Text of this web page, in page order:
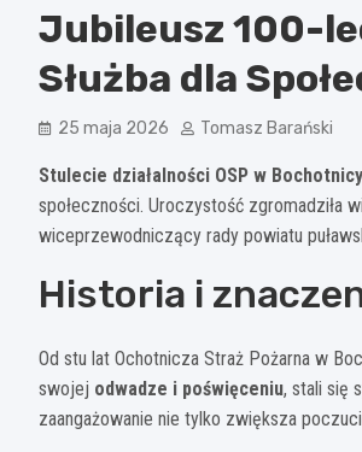
Jubileusz 100-
Służba dla
25 maja 2026 Tomasz Barański
Stulecie działalności OSP w Bochotnicy
społeczności. Uroczystość zgromadziła
wiceprzewodniczący rady powiatu
Historia i
Od stu lat Ochotnicza Straż Pożarna w
swojej odwadze i poświęceniu, stali się
zaangażowanie nie tylko zwiększa